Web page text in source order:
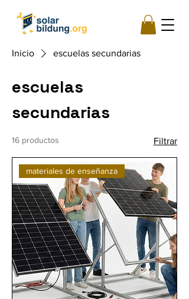
Inicio escuelas secundarias
escuelas
secundarias
16 productos Filtrar
materiales de enseñanza